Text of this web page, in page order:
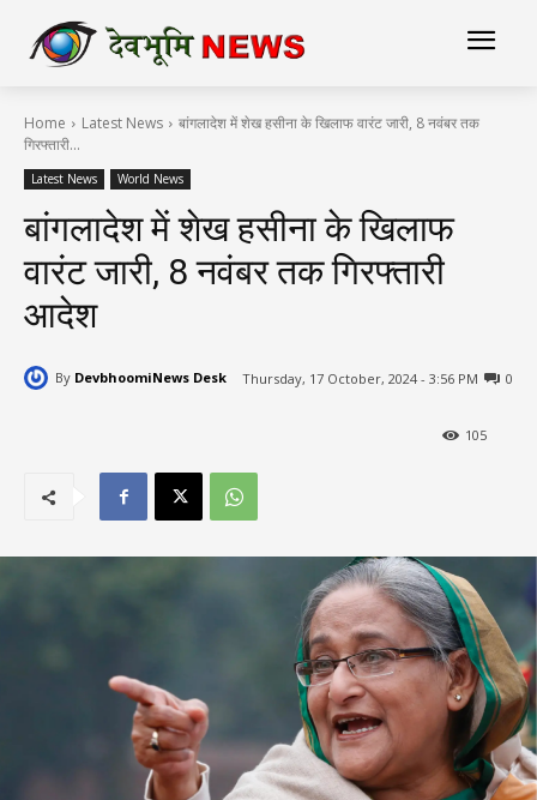
Home Latest News
बांगलादेश में शेख हसीना के खिलाफ वारंट जारी, 8 नवंबर तक
गिरफ्तारी...
Latest News World News
बांगलादेश में शेख हसीना के खिलाफ
वारंट जारी, 8 नवंबर तक गिरफ्तारी
आदेश
By DevbhoomiNews Desk Thursday, 17 October, 2024 - 3:56 PM 0
105